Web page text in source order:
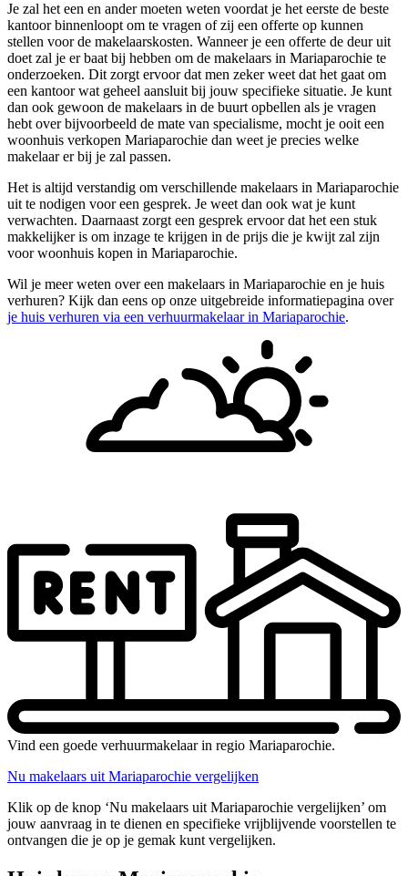
Je zal het een en ander moeten weten voordat je het eerste de beste
kantoor binnenloopt om te vragen of zij een offerte op kunnen
stellen voor de makelaarskosten. Wanneer je een offerte de deur uit
doet zal je er baat bij hebben om de makelaars in Mariaparochie te
onderzoeken. Dit zorgt ervoor dat men zeker weet dat het gaat om
een kantoor wat geheel aansluit bij jouw specifieke situatie. Je kunt
dan ook gewoon de makelaars in de buurt opbellen als je vragen
hebt over bijvoorbeeld de mate van specialisme, mocht je ooit een
woonhuis verkopen Mariaparochie dan weet je precies welke
makelaar er bij je zal passen.
Het is altijd verstandig om verschillende makelaars in Mariaparochie
uit te nodigen voor een gesprek. Je weet dan ook wat je kunt
verwachten. Daarnaast zorgt een gesprek ervoor dat het een stuk
makkelijker is om inzage te krijgen in de prijs die je kwijt zal zijn
voor woonhuis kopen in Mariaparochie.
Wil je meer weten over een makelaars in Mariaparochie en je huis
verhuren? Kijk dan eens op onze uitgebreide informatiepagina over
je huis verhuren via een verhuurmakelaar in Mariaparochie.
Vind een goede verhuurmakelaar in regio Mariaparochie.
Nu makelaars uit Mariaparochie vergelijken
Klik op de knop ‘Nu makelaars uit Mariaparochie vergelijken’ om
jouw aanvraag in te dienen en specifieke vrijblijvende voorstellen te
ontvangen die je op je gemak kunt vergelijken.